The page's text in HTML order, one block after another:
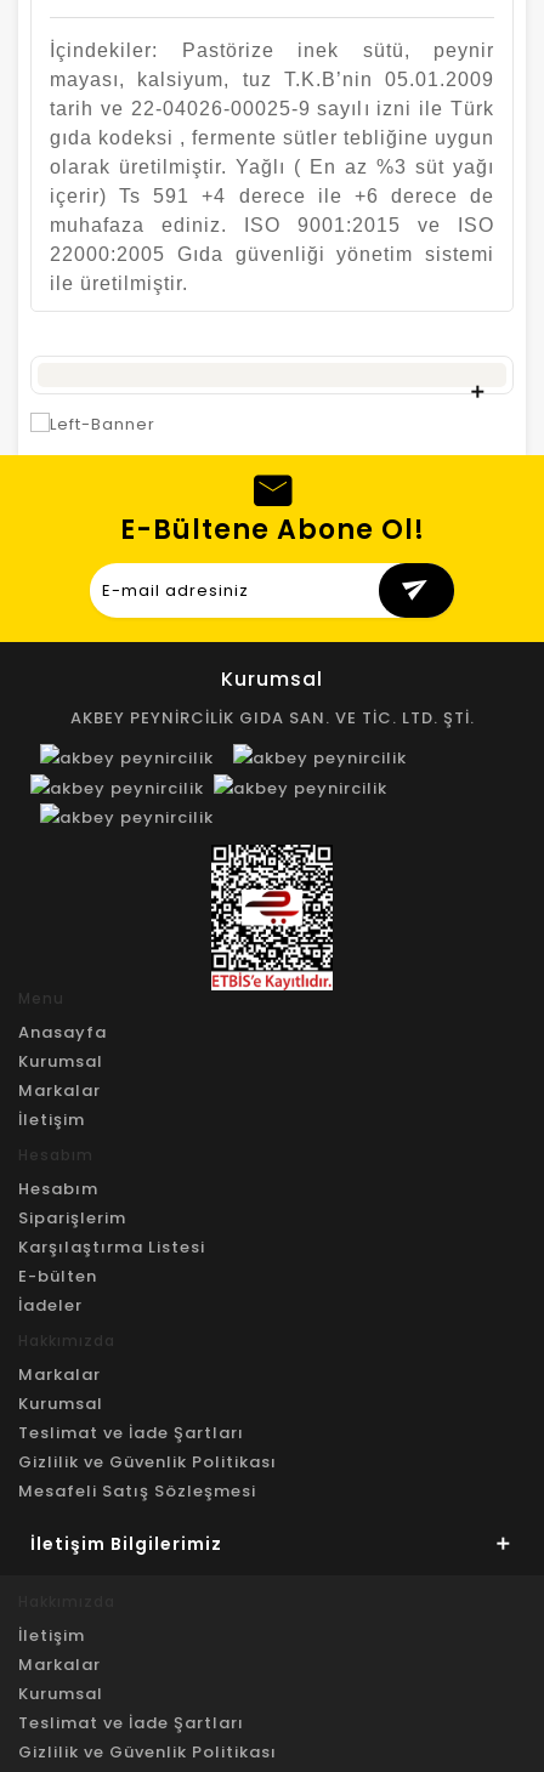
İçindekiler: Pastörize inek sütü, peynir
mayası, kalsiyum, tuz T.K.B’nin 05.01.2009
tarih ve 22-04026-00025-9 sayılı izni ile Türk
gıda kodeksi , fermente sütler tebliğine uygun
olarak üretilmiştir. Yağlı ( En az %3 süt yağı
içerir) Ts 591 +4 derece ile +6 derece de
muhafaza ediniz. ISO 9001:2015 ve ISO
22000:2005 Gıda güvenliği yönetim sistemi
ile üretilmiştir.
E-Bültene Abone Ol!
send
Kurumsal
AKBEY PEYNİRCİLİK GIDA SAN. VE TİC. LTD. ŞTİ.
Menu
Anasayfa
Kurumsal
Markalar
İletişim
Hesabım
Hesabım
Siparişlerim
Karşılaştırma Listesi
E-bülten
İadeler
Hakkımızda
Markalar
Kurumsal
Teslimat ve İade Şartları
Gizlilik ve Güvenlik Politikası
Mesafeli Satış Sözleşmesi
İletişim Bilgilerimiz
İletişim
Markalar
Kurumsal
Teslimat ve İade Şartları
Gizlilik ve Güvenlik Politikası